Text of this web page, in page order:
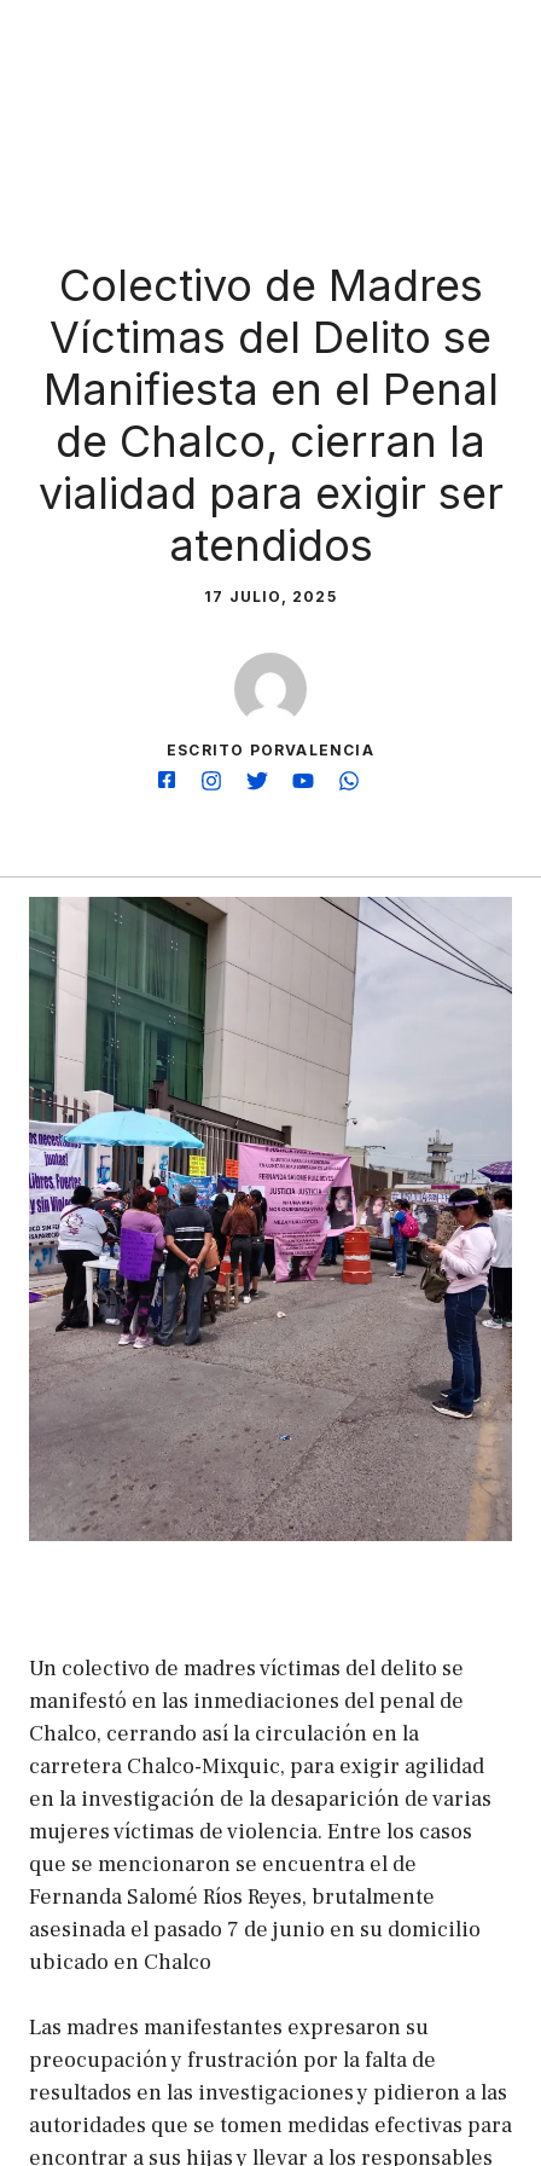
Colectivo de Madres
Víctimas del Delito se
Manifiesta en el Penal
de Chalco, cierran la
vialidad para exigir ser
atendidos
17 JULIO, 2025
ESCRITO PORVALENCIA
Un colectivo de madres víctimas del delito se
manifestó en las inmediaciones del penal de
Chalco, cerrando así la circulación en la
carretera Chalco-Mixquic, para exigir agilidad
en la investigación de la desaparición de varias
mujeres víctimas de violencia. Entre los casos
que se mencionaron se encuentra el de
Fernanda Salomé Ríos Reyes, brutalmente
asesinada el pasado 7 de junio en su domicilio
ubicado en Chalco
Las madres manifestantes expresaron su
preocupación y frustración por la falta de
resultados en las investigaciones y pidieron a las
autoridades que se tomen medidas efectivas para
encontrar a sus hijas y llevar a los responsables